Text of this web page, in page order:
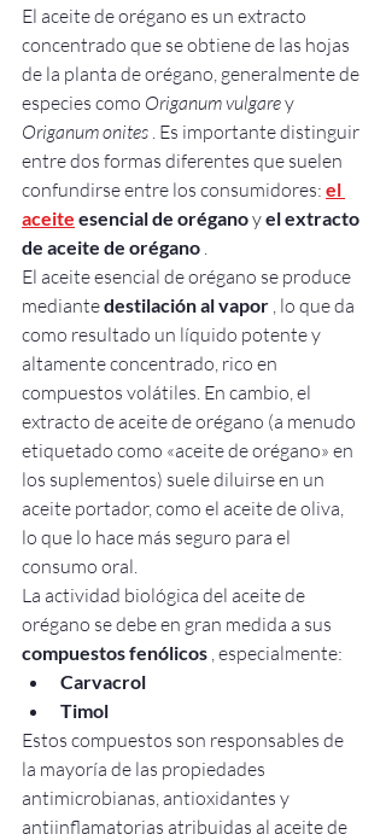
El aceite de orégano es un extracto
concentrado que se obtiene de las hojas
de la planta de orégano, generalmente de
especies como Origanum vulgare y
Origanum onites . Es importante distinguir
entre dos formas diferentes que suelen
confundirse entre los consumidores: el
aceite esencial de orégano y el extracto
de aceite de orégano .
El aceite esencial de orégano se produce
mediante destilación al vapor , lo que da
como resultado un líquido potente y
altamente concentrado, rico en
compuestos volátiles. En cambio, el
extracto de aceite de orégano (a menudo
etiquetado como «aceite de orégano» en
los suplementos) suele diluirse en un
aceite portador, como el aceite de oliva,
lo que lo hace más seguro para el
consumo oral.
La actividad biológica del aceite de
orégano se debe en gran medida a sus
compuestos fenólicos , especialmente:
Carvacrol
Timol
Estos compuestos son responsables de
la mayoría de las propiedades
antimicrobianas, antioxidantes y
antiinflamatorias atribuidas al aceite de